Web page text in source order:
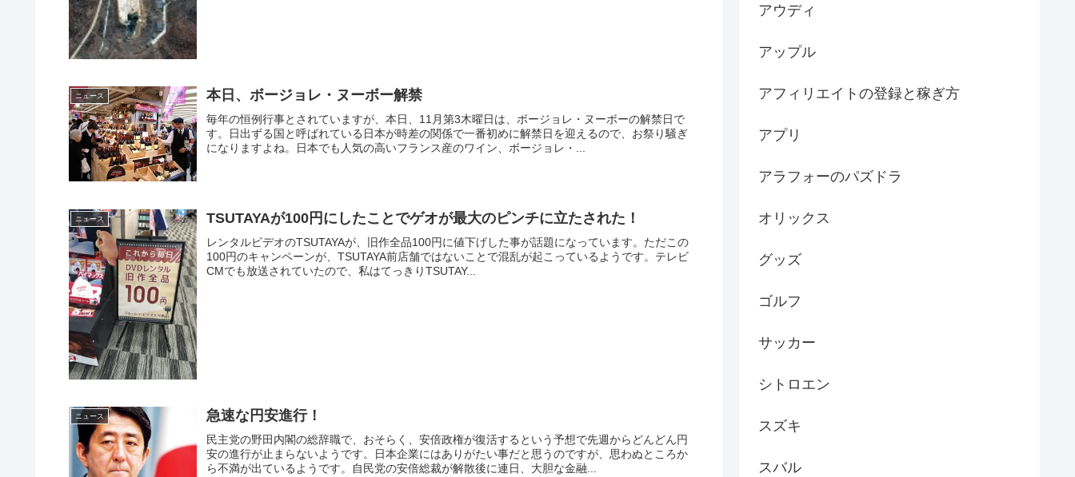
ニュース 本日、ボージョレ・ヌーボー解禁
毎年の恒例行事とされていますが、本日、11月第3木曜日は、ボージョレ・ヌーボーの解禁日で
す。日出ずる国と呼ばれている日本が時差の関係で一番初めに解禁日を迎えるので、お祭り騒ぎ
になりますよね。日本でも人気の高いフランス産のワイン、ボージョレ・...
ニュース TSUTAYAが100円にしたことでゲオが最大のピンチに立たされた！
レンタルビデオのTSUTAYAが、旧作全品100円に値下げした事が話題になっています。ただこの
100円のキャンペーンが、TSUTAYA前店舗ではないことで混乱が起こっているようです。テレビ
CMでも放送されていたので、私はてっきりTSUTAY...
ニュース 急速な円安進行！
民主党の野田内閣の総辞職で、おそらく、安倍政権が復活するという予想で先週からどんどん円
安の進行が止まらないようです。日本企業にはありがたい事だと思うのですが、思わぬところか
ら不満が出ているようです。自民党の安倍総裁が解散後に連日、大胆な金融...
アウディ
アップル
アフィリエイトの登録と稼ぎ方
アプリ
アラフォーのパズドラ
オリックス
グッズ
ゴルフ
サッカー
シトロエン
スズキ
スバル